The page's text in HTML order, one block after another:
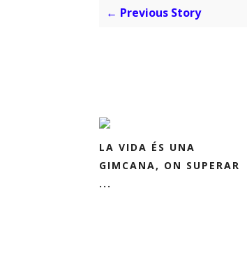
← Previous Story
LA VIDA ÉS UNA
GIMCANA, ON SUPERAR
...